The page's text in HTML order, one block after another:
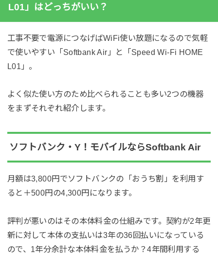
L01」はどっちがいい？
工事不要で電源につなげばWiFi使い放題になるので気軽
で使いやすい「Softbank Air」と「Speed Wi-Fi HOME
L01」。
よく似た使い方のため比べられることも多い2つの機器
をまずそれぞれ紹介します。
ソフトバンク・Y！モバイルならSoftbank Air
月額は3,800円でソフトバンクの「おうち割」を利用す
ると＋500円の4,300円になります。
評判が悪いのはその本体料金の仕組みです。契約が2年更
新に対して本体の支払いは3年の36回払いになっている
ので、1年分余計な本体料金を払うか？4年間利用する